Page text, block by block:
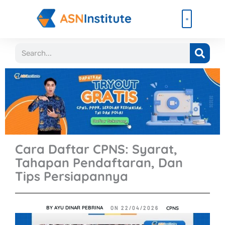
Search
Cara Daftar CPNS: Syarat,
Tahapan Pendaftaran, Dan
Tips Persiapannya
BY AYU DINAR PEBRINA ON 22/04/2026 CPNS